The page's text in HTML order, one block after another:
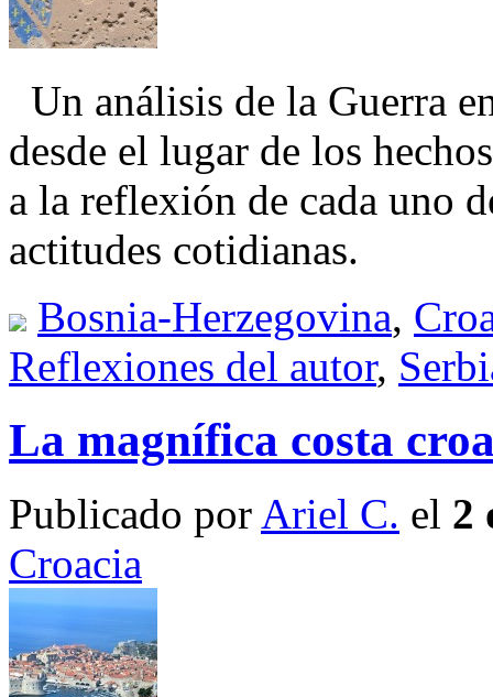
Un análisis de la Guerra
desde el lugar de los
a la reflexión de cada uno
actitudes cotidianas.
Bosnia-Herzegovina,
Reflexiones del autor,
La magnífica costa
Publicado por Ariel C. el 2
Croacia